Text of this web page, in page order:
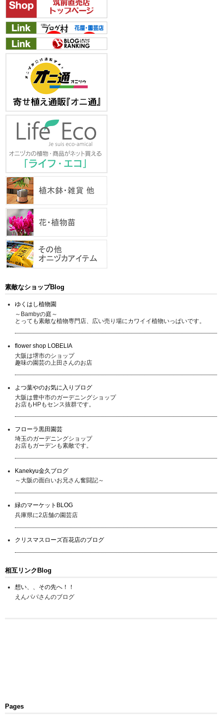
素敵なショップBlog
ゆくはし植物園
～Bambyの庭～
とっても素敵な植物専門店、広い売り場にカワイイ植物いっぱいです。
flower shop LOBELIA
大阪は堺市のショップ
趣味の園芸の上田さんのお店
よつ葉やのお気に入りブログ
大阪は豊中市のガーデニングショップ
お店もHPもセンス抜群です。
フローラ黒田園芸
埼玉のガーデニングショップ
お店もガーデンも素敵です。
Kanekyu金久ブログ
～大阪の面白いお兄さん奮闘記～
緑のマーケットBLOG
兵庫県に2店舗の園芸店
クリスマスローズ百花店のブログ
相互リンクBlog
想い、、その先へ！！
えんパパさんのブログ
Pages